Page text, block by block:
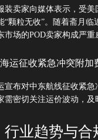
装卖家向媒体表示，受
“颗粒无收”。随着斋月
市场的POD卖家构成严重
运征收紧急冲突附加
宣布对中东航线征收紧
需密切关注运价波动，及
行业趋势与合